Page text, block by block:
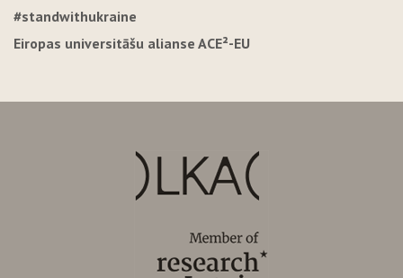
#standwithukraine
Eiropas universitāšu alianse ACE²-EU